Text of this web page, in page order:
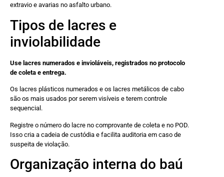
extravio e avarias no asfalto urbano.
Tipos de lacres e
inviolabilidade
Use lacres numerados e invioláveis, registrados no protocolo
de coleta e entrega.
Os lacres plásticos numerados e os lacres metálicos de cabo
são os mais usados por serem visíveis e terem controle
sequencial.
Registre o número do lacre no comprovante de coleta e no POD.
Isso cria a cadeia de custódia e facilita auditoria em caso de
suspeita de violação.
Organização interna do baú